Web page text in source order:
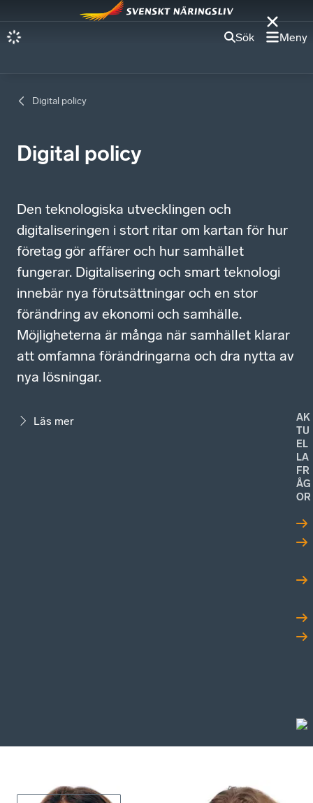
Sök Meny
Digital policy
Digital policy
Den teknologiska utvecklingen och
digitaliseringen i stort ritar om kartan för hur
företag gör affärer och hur samhället
fungerar. Digitalisering och smart teknologi
innebär nya förutsättningar och en stor
förändring av ekonomi och samhälle.
Möjligheterna är många när samhället klarar
att omfamna förändringarna och dra nytta av
nya lösningar.
Läs mer
AK
TU
EL
LA
FR
ÅG
OR